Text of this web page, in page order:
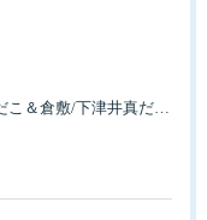
倉敷/下津井カット真だこ＆倉敷/下津井真だこ唐揚げ・セット人気です。